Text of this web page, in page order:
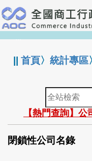
跳
到
主
要
:::
||首頁〉統計專區
全
站
檢
索
【熱門查詢】
閉鎖性公司名錄